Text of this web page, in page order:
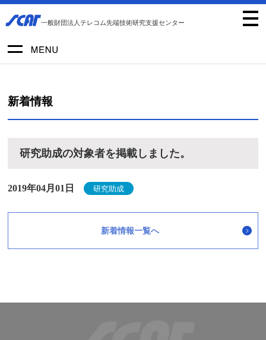
一般財団法人テレコム先端技術研究支援センター
新着情報
研究助成の対象者を掲載しました。
2019年04月01日 研究助成
新着情報一覧へ